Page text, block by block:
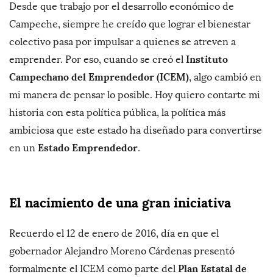
Desde que trabajo por el desarrollo económico de
Campeche, siempre he creído que lograr el bienestar
colectivo pasa por impulsar a quienes se atreven a
emprender. Por eso, cuando se creó el Instituto
Campechano del Emprendedor (ICEM), algo cambió en
mi manera de pensar lo posible. Hoy quiero contarte mi
historia con esta política pública, la política más
ambiciosa que este estado ha diseñado para convertirse
en un Estado Emprendedor.
El nacimiento de una gran iniciativa
Recuerdo el 12 de enero de 2016, día en que el
gobernador Alejandro Moreno Cárdenas presentó
formalmente el ICEM como parte del Plan Estatal de